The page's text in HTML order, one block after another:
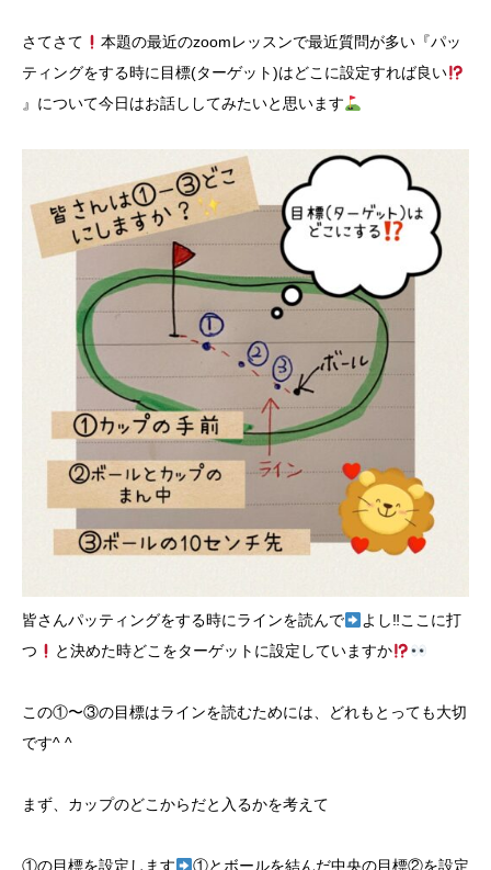
さてさて
本題の最近のzoomレッスンで最近質問が多い『パッ
ティングをする時に目標(ターゲット)はどこに設定すれば良い
』について今日はお話ししてみたいと思います
皆さんパッティングをする時にラインを読んで
よし‼︎ここに打
つ
と決めた時どこをターゲットに設定していますか
この①〜③の目標はラインを読むためには、どれもとっても大切
です^ ^
まず、カップのどこからだと入るかを考えて
①の目標を設定します ①とボールを結んだ中央の目標②を設定